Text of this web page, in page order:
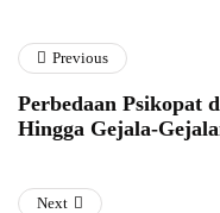
Previous
Perbedaan
Hingga Gejala-
Next